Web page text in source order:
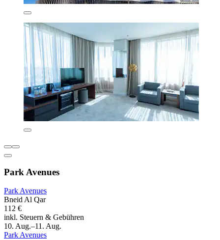
Park Avenues
Park Avenues
Bneid Al Qar
112 €
inkl. Steuern & Gebühren
10. Aug.–11. Aug.
Park Avenues